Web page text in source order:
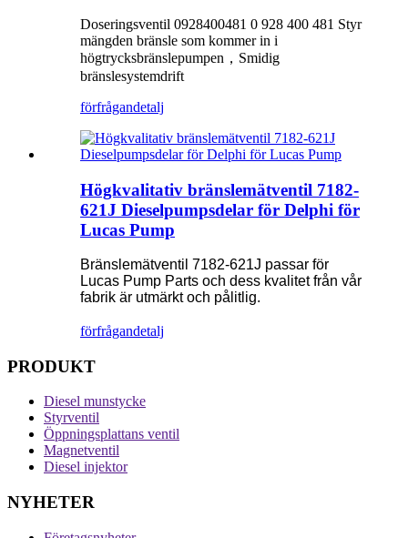
Doseringsventil 0928400481 0 928 400 481 Styr
mängden bränsle som kommer in i
högtrycksbränslepumpen，Smidig
bränslesystemdrift
förfrågandetalj
Högkvalitativ bränslemätventil 7182-
621J Dieselpumpsdelar för Delphi för
Lucas Pump
Bränslemätventil 7182-621J passar för
Lucas Pump Parts och dess kvalitet från vår
fabrik är utmärkt och pålitlig.
förfrågandetalj
PRODUKT
Diesel munstycke
Styrventil
Öppningsplattans ventil
Magnetventil
Diesel injektor
NYHETER